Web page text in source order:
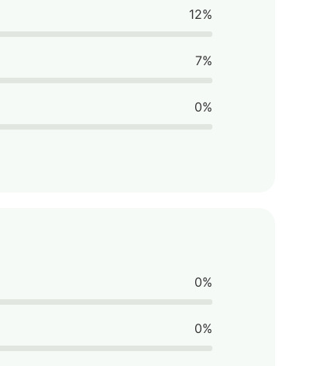
12%
7%
0%
0%
0%